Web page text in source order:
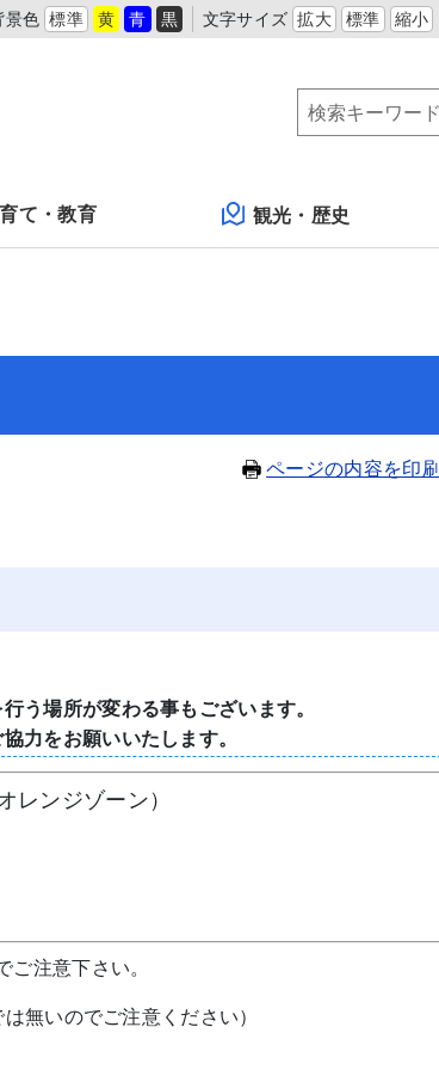
景色 標準 黄 青 黒 文字サイズ 拡大 標準 縮小
て・教育 観光・歴史
ページの内容を印刷
う場所が変わる事もございます。
力をお願いいたします。
レンジゾーン）
注意下さい。
無いのでご注意ください）